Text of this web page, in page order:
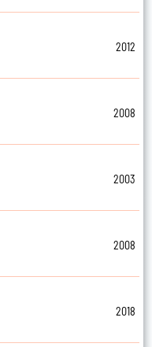
2012
2008
2003
2008
2018